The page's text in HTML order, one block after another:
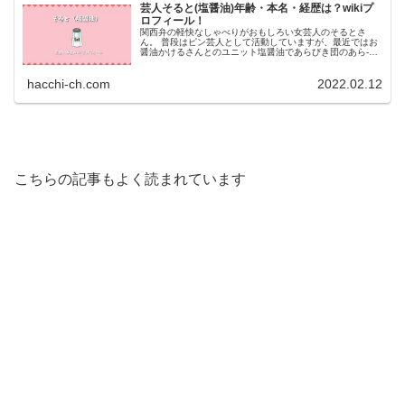
芸人そると(塩醤油)年齢・本名・経歴は？wikiプ
ロフィール！
関西弁の軽快なしゃべりがおもしろい女芸人のそるとさ
ん。 普段はピン芸人として活動していますが、最近ではお
醤油かけるさんとのユニット塩醤油であらびき団のあら-1
hacchi-ch.com 2022.02.12
こちらの記事もよく読まれています